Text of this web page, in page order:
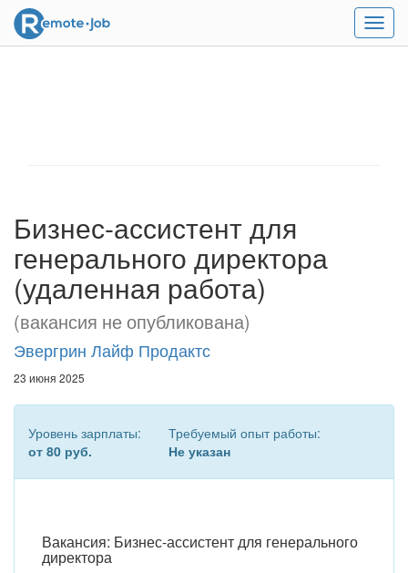
Меню
Бизнес-ассистент для
генерального директора
(удаленная работа)
(вакансия не опубликована)
Эвергрин Лайф Продактс
23 июня 2025
Уровень зарплаты:
от 80 руб.
Требуемый опыт работы:
Не указан
Вакансия: Бизнес-ассистент для генерального
директора